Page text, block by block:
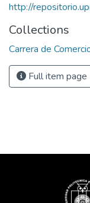
http://
Collections
Carrera de
Full item page